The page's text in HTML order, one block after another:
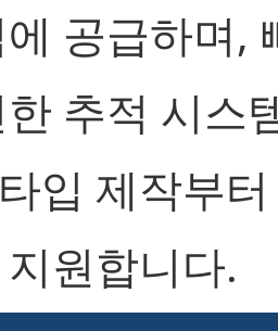
공급하며,
추적 시스
입 제작부
원합니다.